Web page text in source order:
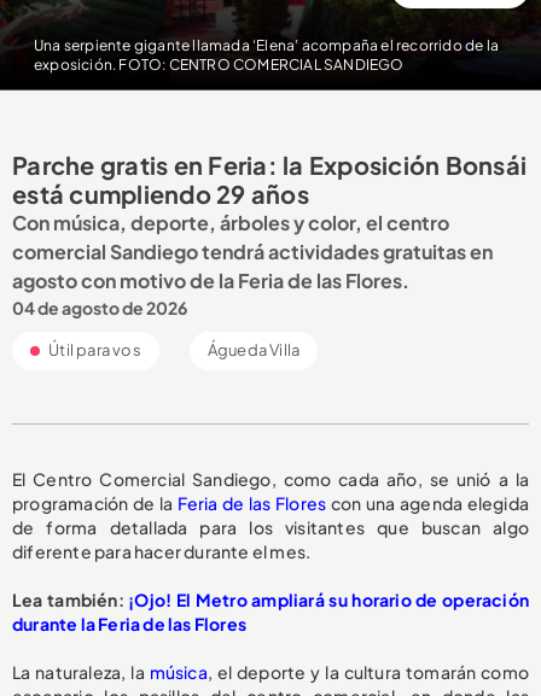
Una serpiente gigante llamada ‘Elena’ acompaña el recorrido de la
exposición. FOTO: CENTRO COMERCIAL SANDIEGO
Parche gratis en Feria: la Exposición Bonsái
está cumpliendo 29 años
Con música, deporte, árboles y color, el centro
comercial Sandiego tendrá actividades gratuitas en
agosto con motivo de la Feria de las Flores.
04 de agosto de 2026
Útil para vos Águeda Villa
El Centro Comercial Sandiego, como cada año, se unió a la
programación de la Feria de las Flores con una agenda elegida
de forma detallada para los visitantes que buscan algo
diferente para hacer durante el mes.
Lea también: ¡Ojo! El Metro ampliará su horario de operación
durante la Feria de las Flores
La naturaleza, la música, el deporte y la cultura tomarán como